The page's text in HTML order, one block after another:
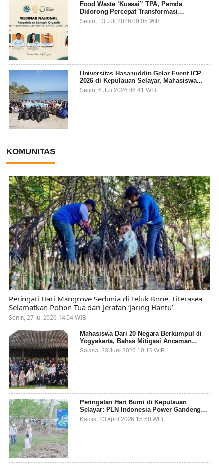
Food Waste ‘Kuasai” TPA, Pemda
Didorong Percepat Transformasi
Pengelolaan Sampah Organik dari Sumber
Senin, 13 Juli 2026 09:05 WIB
Universitas Hasanuddin Gelar Event ICP
2026 di Kepulauan Selayar, Mahasiswa
dari 27 Negara Jadi Partisipan
Senin, 6 Juli 2026 06:41 WIB
KOMUNITAS
Peringati Hari Mangrove Sedunia di Teluk Bone, Literasea
Selamatkan Pohon Tua dari Jeratan ‘Jaring Hantu’
Senin, 27 Jul 2026 14:04 WIB
Mahasiswa Dari 20 Negara Berkumpul di
Yogyakarta, Bahas Mitigasi Ancaman
Kesehatan Global
Selasa, 23 Juni 2026 19:19 WIB
Peringatan Hari Bumi di Kepulauan
Selayar: PLN Indonesia Power Gandeng
Pemda dan Komunitas, Giatkan Restorasi
Mangrove
Kamis, 23 April 2026 15:50 WIB